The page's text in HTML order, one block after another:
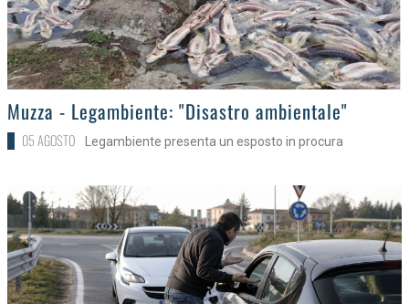
>Muzza - Legambiente: "Disastro ambientale"
05 AGOSTO Legambiente presenta un esposto in procura